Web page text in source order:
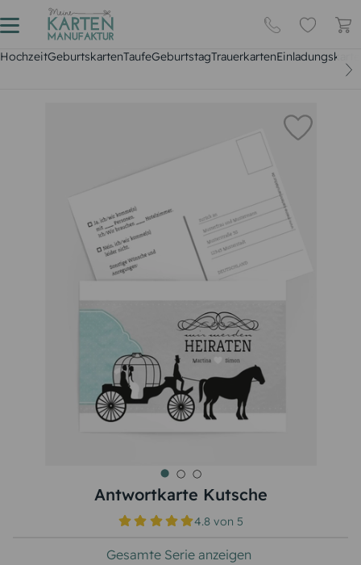
HochzeitGeburtskartenTaufeGeburtstagTrauerkarten
Antwortkarte Kutsche
4.8 von5
Gesamte Serie anzeigen